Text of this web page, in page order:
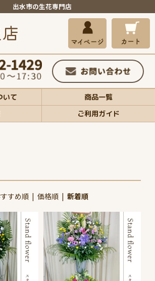
出水市の生花専門店
いて
商品一覧
ご利用ガイド
すめ順| 価格順| 新着順